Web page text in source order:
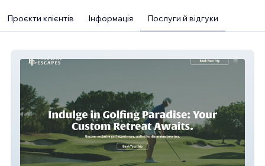
Проєкти клієнтів Інформація Послуги й відгуки